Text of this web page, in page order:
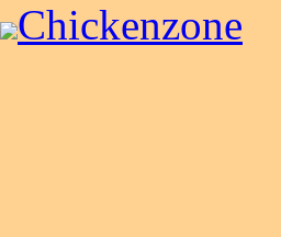
Chickenzone